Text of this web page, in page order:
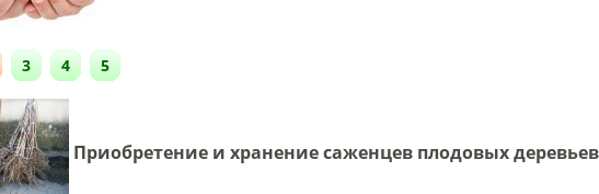
3 4 5
Приобретение и хранение саженцев плодовых деревьев